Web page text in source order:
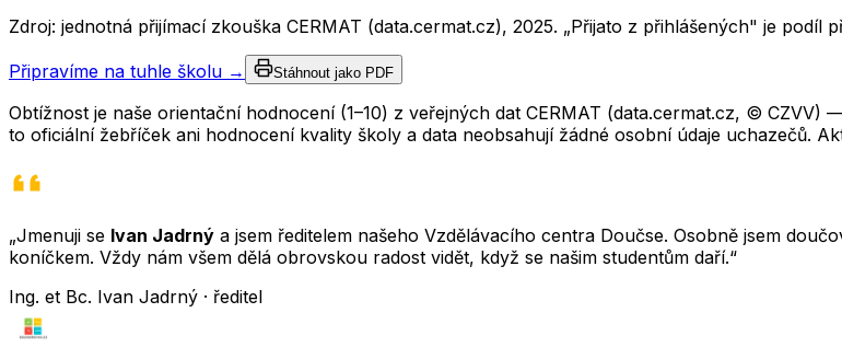
Zdroj: jednotná přijímací zkouška CERMAT (data.cermat.cz), 2025. „Přijato z přihlášených" je podíl
Připravíme na tuhle školu → Stáhnout jako PDF
Obtížnost je naše orientační hodnocení (1–10) z veřejných dat CERMAT (data.cermat.cz, ©
to oficiální žebříček ani hodnocení kvality školy a data neobsahují žádné osobní údaje uchazečů.
„Jmenuji se Ivan Jadrný a jsem ředitelem našeho Vzdělávacího centra Doučse. Osobně jsem
koníčkem. Vždy nám všem dělá obrovskou radost vidět, když se našim studentům daří.“
Ing. et Bc. Ivan Jadrný · ředitel